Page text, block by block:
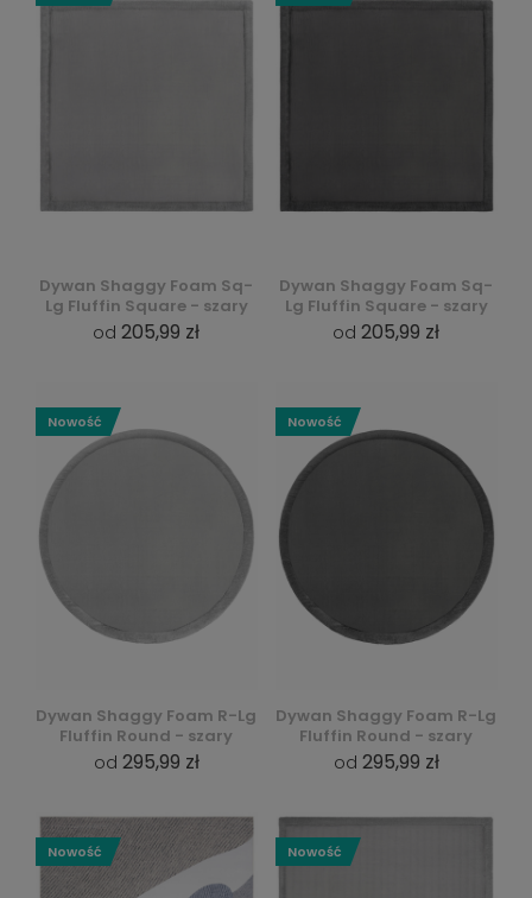
Dywan Shaggy Foam Sq-
Lg Fluffin Square - szary
od 205,99 zł
Dywan Shaggy Foam Sq-
Lg Fluffin Square - szary
od 205,99 zł
Dywan Shaggy Foam R-Lg
Fluffin Round - szary
od 295,99 zł
Nowość
Dywan Shaggy Foam R-Lg
Fluffin Round - szary
od 295,99 zł
Nowość
Nowość Nowość